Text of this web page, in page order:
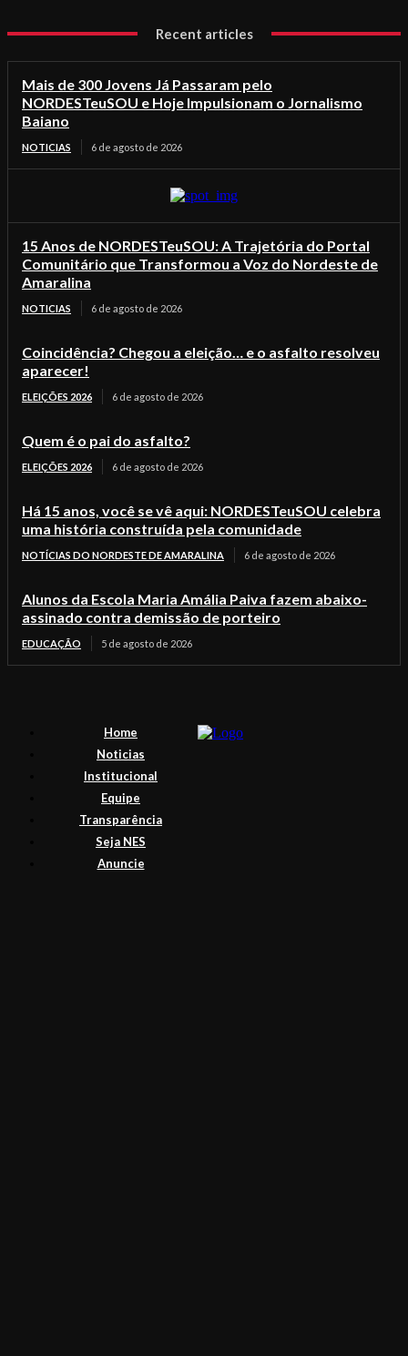
Recent articles
Mais de 300 Jovens Já Passaram pelo
NORDESTeuSOU e Hoje Impulsionam o Jornalismo
Baiano
NOTICIAS 6 de agosto de 2026
15 Anos de NORDESTeuSOU: A Trajetória do Portal
Comunitário que Transformou a Voz do Nordeste de
Amaralina
NOTICIAS 6 de agosto de 2026
Coincidência? Chegou a eleição… e o asfalto resolveu
aparecer!
ELEIÇÕES 2026 6 de agosto de 2026
Quem é o pai do asfalto?
ELEIÇÕES 2026 6 de agosto de 2026
Há 15 anos, você se vê aqui: NORDESTeuSOU celebra
uma história construída pela comunidade
NOTÍCIAS DO NORDESTE DE AMARALINA 6 de agosto de 2026
Alunos da Escola Maria Amália Paiva fazem abaixo-
assinado contra demissão de porteiro
EDUCAÇÃO 5 de agosto de 2026
Home
Noticias
Institucional
Equipe
Transparência
Seja NES
Anuncie